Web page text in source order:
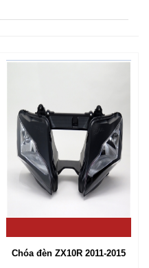
Chóa đèn ZX10R 2011-2015